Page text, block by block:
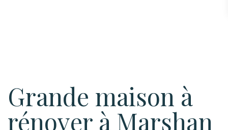
Grande maison à
rénover à Marshan